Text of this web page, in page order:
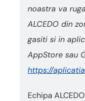
noastra va
ALCEDO din
gasiti si in
AppStore sau
https://
Echipa ALCEDO